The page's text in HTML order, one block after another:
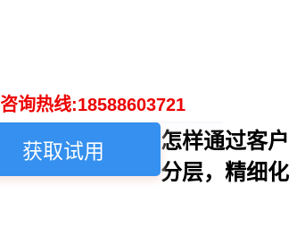
咨询热线:18588603721
获取试用
怎样通过客户
分层，精细化